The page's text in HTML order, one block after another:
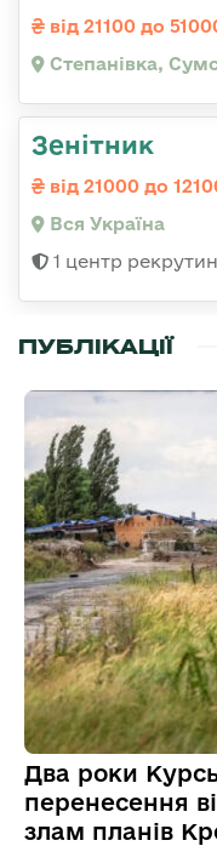
від 21100 до
Степанівка,
Зенітник
від 21000 до
Вся Україна
1 центр
ПУБЛІКАЦІЇ
Два роки
перенесення
злам планів